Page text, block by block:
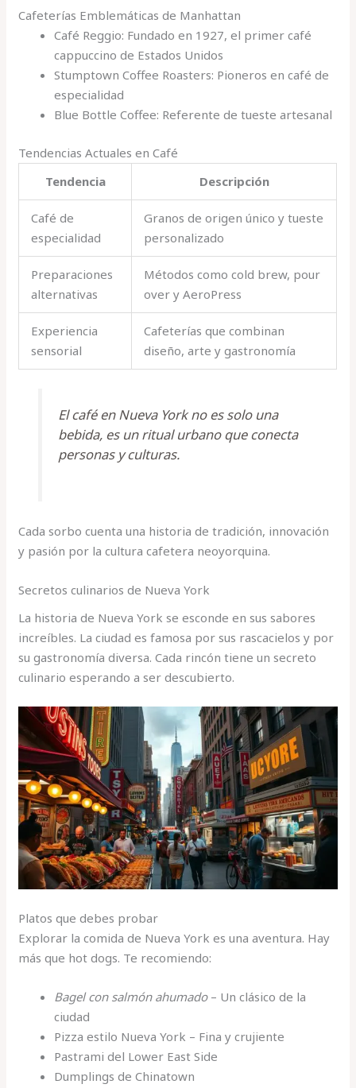
Cafeterías Emblemáticas de Manhattan
Café Reggio: Fundado en 1927, el primer café
cappuccino de Estados Unidos
Stumptown Coffee Roasters: Pioneros en café de
especialidad
Blue Bottle Coffee: Referente de tueste artesanal
Tendencias Actuales en Café
Tendencia
Descripción
Café de
especialidad
Granos de origen único y tueste
personalizado
Preparaciones
alternativas
Métodos como cold brew, pour
over y AeroPress
Experiencia
sensorial
Cafeterías que combinan
diseño, arte y gastronomía
El café en Nueva York no es solo una
bebida, es un ritual urbano que conecta
personas y culturas.
Cada sorbo cuenta una historia de tradición, innovación
y pasión por la cultura cafetera neoyorquina.
Secretos culinarios de Nueva York
La historia de Nueva York se esconde en sus sabores
increíbles. La ciudad es famosa por sus rascacielos y por
su gastronomía diversa. Cada rincón tiene un secreto
culinario esperando a ser descubierto.
Platos que debes probar
Explorar la comida de Nueva York es una aventura. Hay
más que hot dogs. Te recomiendo:
Bagel con salmón ahumado– Un clásico de la
ciudad
Pizza estilo Nueva York – Fina y crujiente
Pastrami del Lower East Side
Dumplings de Chinatown